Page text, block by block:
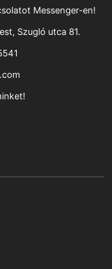
Messenger-en!
Szugló utca 81.